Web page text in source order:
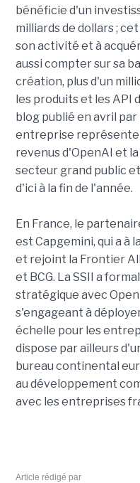
bénéficie d'un
milliards de dollars ;
son activité et à
aussi compter sur sa
création, plus d'un
les produits et les API
blog publié en avril
entreprise représente
revenus d'OpenAI et
secteur grand public
d'ici à la fin de l'année.
En France, le
est Capgemini, qui a à
et rejoint la Frontier
et BCG. La SSII a
stratégique avec
s'engageant à
échelle pour les
dispose par ailleurs
bureau continental
au développement
avec les entreprises
Article rédigé par